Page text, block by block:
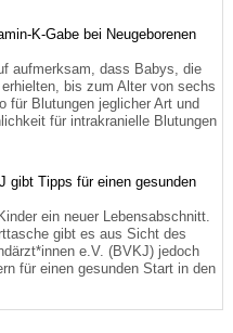
K-Gabe bei Neugeborenen
aufmerksam, dass Babys, die
bis zum Alter von sechs
für Blutungen jeglicher Art und
für intrakranielle Blutungen
gibt Tipps für einen gesunden
ein neuer Lebensabschnitt.
gibt es aus Sicht des
e.V. (BVKJ) jedoch
für einen gesunden Start in den